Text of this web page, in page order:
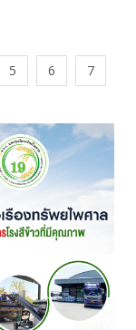
5 6
7